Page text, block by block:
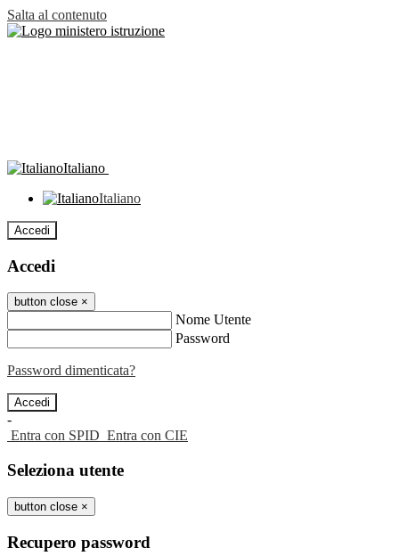
Salta al contenuto
Italiano
Italiano
Accedi
Accedi
button close ×
Nome Utente
Password
Password dimenticata?
-
Entra con SPID Entra con CIE
Seleziona utente
button close ×
Recupero password